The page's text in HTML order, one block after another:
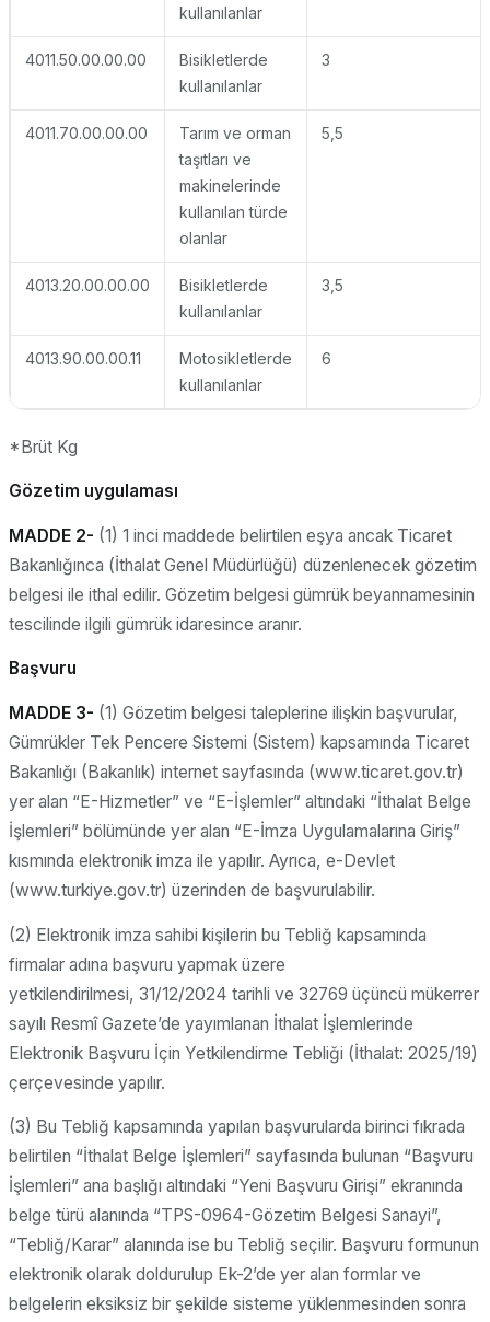
kullanılanlar
4011.50.00.00.00
Bisikletlerde
kullanılanlar
3
4011.70.00.00.00
Tarım ve orman
taşıtları ve
makinelerinde
kullanılan türde
olanlar
5,5
4013.20.00.00.00
Bisikletlerde
kullanılanlar
3,5
4013.90.00.00.11
Motosikletlerde
kullanılanlar
6
*Brüt Kg
Gözetim uygulaması
MADDE 2- (1) 1 inci maddede belirtilen eşya ancak Ticaret
Bakanlığınca (İthalat Genel Müdürlüğü) düzenlenecek gözetim
belgesi ile ithal edilir. Gözetim belgesi gümrük beyannamesinin
tescilinde ilgili gümrük idaresince aranır.
Başvuru
MADDE 3- (1) Gözetim belgesi taleplerine ilişkin başvurular,
Gümrükler Tek Pencere Sistemi (Sistem) kapsamında Ticaret
Bakanlığı (Bakanlık) internet sayfasında (www.ticaret.gov.tr)
yer alan “E-Hizmetler” ve “E-İşlemler” altındaki “İthalat Belge
İşlemleri” bölümünde yer alan “E-İmza Uygulamalarına Giriş”
kısmında elektronik imza ile yapılır. Ayrıca, e-Devlet
(www.turkiye.gov.tr) üzerinden de başvurulabilir.
(2) Elektronik imza sahibi kişilerin bu Tebliğ kapsamında
firmalar adına başvuru yapmak üzere
yetkilendirilmesi, 31/12/2024 tarihli ve 32769 üçüncü mükerrer
sayılı Resmî Gazete’de yayımlanan İthalat İşlemlerinde
Elektronik Başvuru İçin Yetkilendirme Tebliği (İthalat: 2025/19)
çerçevesinde yapılır.
(3) Bu Tebliğ kapsamında yapılan başvurularda birinci fıkrada
belirtilen “İthalat Belge İşlemleri” sayfasında bulunan “Başvuru
İşlemleri” ana başlığı altındaki “Yeni Başvuru Girişi” ekranında
belge türü alanında “TPS-0964-Gözetim Belgesi Sanayi”,
“Tebliğ/Karar” alanında ise bu Tebliğ seçilir. Başvuru formunun
elektronik olarak doldurulup Ek-2’de yer alan formlar ve
belgelerin eksiksiz bir şekilde sisteme yüklenmesinden sonra